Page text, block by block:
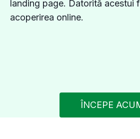
landing page. Datorită acestui
acoperirea online.
ÎNCEPE